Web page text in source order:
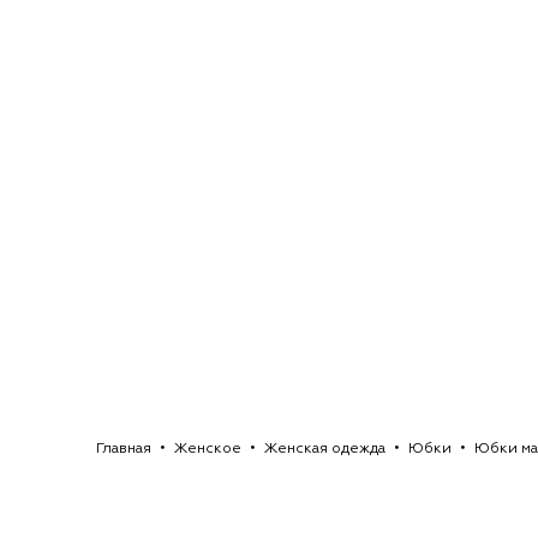
Главная Женское Женская одежда Юбки Юбки